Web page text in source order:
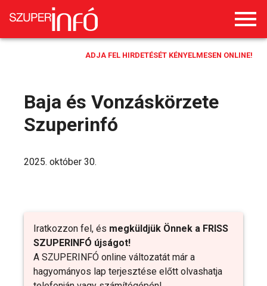
ADJA FEL HIRDETÉSÉT KÉNYELMESEN ONLINE!
Baja és Vonzáskörzete
Szuperinfó
Iratkozzon fel, és megküldjük Önnek a FRISS
SZUPERINFÓ újságot!
A SZUPERINFÓ online változatát már a
hagyományos lap terjesztése előtt olvashatja
2025. október 30.